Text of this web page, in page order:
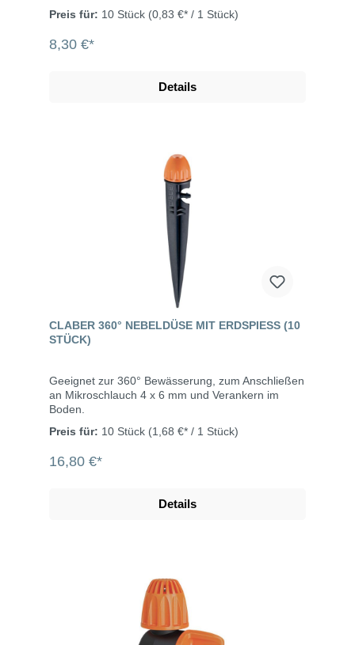
Preis für: 10 Stück (0,83 €* / 1 Stück)
8,30 €*
Details
CLABER 360° NEBELDÜSE MIT ERDSPIESS (10 S
TÜCK)
Geeignet zur 360° Bewässerung, zum Anschließen
an Mikroschlauch 4 x 6 mm und Verankern im
Boden.
Preis für: 10 Stück (1,68 €* / 1 Stück)
16,80 €*
Details